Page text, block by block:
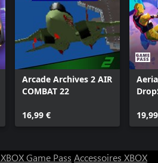
Arcade Archives 2 AIR
COMBAT 22
16,99 €
XBOX Game Pass Accessoires XBOX